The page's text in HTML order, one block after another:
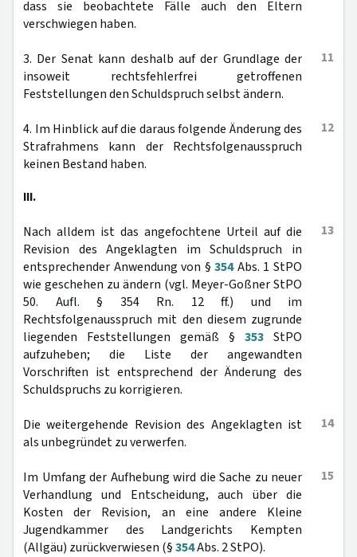
dass sie beobachtete Fälle auch den Eltern
verschwiegen haben.
11
3. Der Senat kann deshalb auf der Grundlage der
insoweit rechtsfehlerfrei getroffenen
Feststellungen den Schuldspruch selbst ändern.
12
4. Im Hinblick auf die daraus folgende Änderung des
Strafrahmens kann der Rechtsfolgenausspruch
keinen Bestand haben.
III.
13
Nach alldem ist das angefochtene Urteil auf die
Revision des Angeklagten im Schuldspruch in
entsprechender Anwendung von §354Abs. 1 StPO
wie geschehen zu ändern (vgl. Meyer-Goßner StPO
50. Aufl. § 354 Rn. 12 ff.) und im
Rechtsfolgenausspruch mit den diesem zugrunde
liegenden Feststellungen gemäß § 353 StPO
aufzuheben; die Liste der angewandten
Vorschriften ist entsprechend der Änderung des
Schuldspruchs zu korrigieren.
14
Die weitergehende Revision des Angeklagten ist
als unbegründet zu verwerfen.
15
Im Umfang der Aufhebung wird die Sache zu neuer
Verhandlung und Entscheidung, auch über die
Kosten der Revision, an eine andere Kleine
Jugendkammer des Landgerichts Kempten
(Allgäu) zurückverwiesen (§354Abs. 2 StPO).